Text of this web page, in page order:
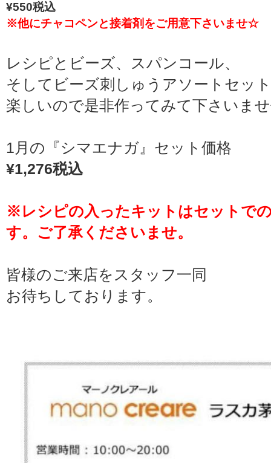
¥550税込
※他にチャコペンと接着剤をご用意下さいませ☆
レシピとビーズ、スパンコール、
そしてビーズ刺しゅうアソートセッ
楽しいので是非作ってみて下さいま
1月の『シマエナガ』セット価格
¥1,276税込
※レシピの入ったキットはセットで
す。ご了承くださいませ。
皆様のご来店をスタッフ一同
お待ちしております。